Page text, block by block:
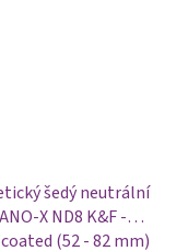
šedý neutrální
X ND8 K&F -
(52 - 82 mm)